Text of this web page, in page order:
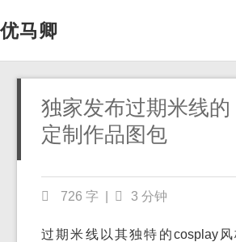
优马卿
独家发布过期米线的
定制作品图包
726 字 3 分钟
过期米线以其独特的cosplay